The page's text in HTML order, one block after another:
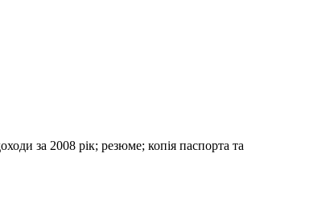
за 2008 рік; резюме; копія паспорта та